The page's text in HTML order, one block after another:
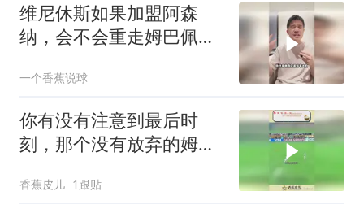
维尼休斯如果加盟阿森
纳，会不会重走姆巴佩的
一个香蕉说球
你有没有注意到最后时
刻，那个没有放弃的姆巴
香蕉皮儿 1跟贴